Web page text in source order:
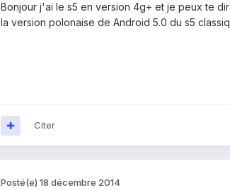
Bonjour j'ai le s5 en version 4g+ et je peux te
la version polonaise de Android 5.0 du s5
Citer
Posté(e) 18 décembre 2014